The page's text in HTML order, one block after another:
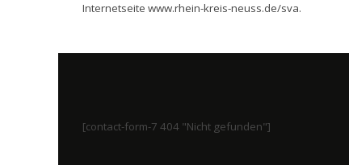
Internetseite www.rhein-kreis-neuss.de/sva.
[contact-form-7 404 "Nicht gefunden"]